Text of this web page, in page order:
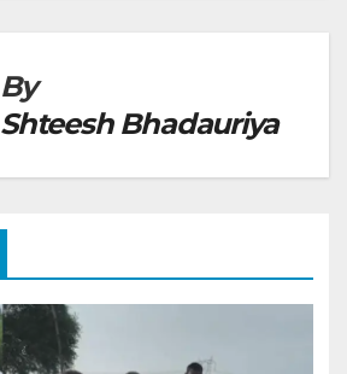
By
Shteesh Bhadauriya